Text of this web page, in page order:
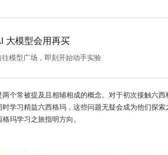
大模型会用再买
往模型广场，即刻开始动手实验
个常被提及且相辅相成的概念。对于初次接触六西
学习精益六西格玛，这些问题无疑会成为他们探
玛学习之旅指明方向。